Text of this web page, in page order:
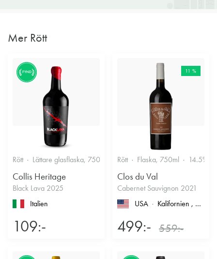
Mer Rött
FYND
Rött Lättare glasflaska, 750ml 13.5%
Collis Heritage
Black Lava 2025
Italien
109:-
11 %
Rött Flaska, 750ml 14.5%
Clos du Val
Cabernet Sauvignon 2021
USA
Kalifornien , North Coast
499:- 559:-